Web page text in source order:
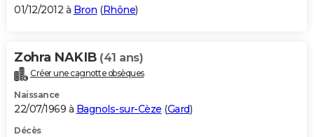
01/12/2012 à Bron (Rhône)
Zohra NAKIB (41 ans)
Créer une cagnotte obsèques
Naissance
22/07/1969 à Bagnols-sur-Cèze (Gard)
Décès